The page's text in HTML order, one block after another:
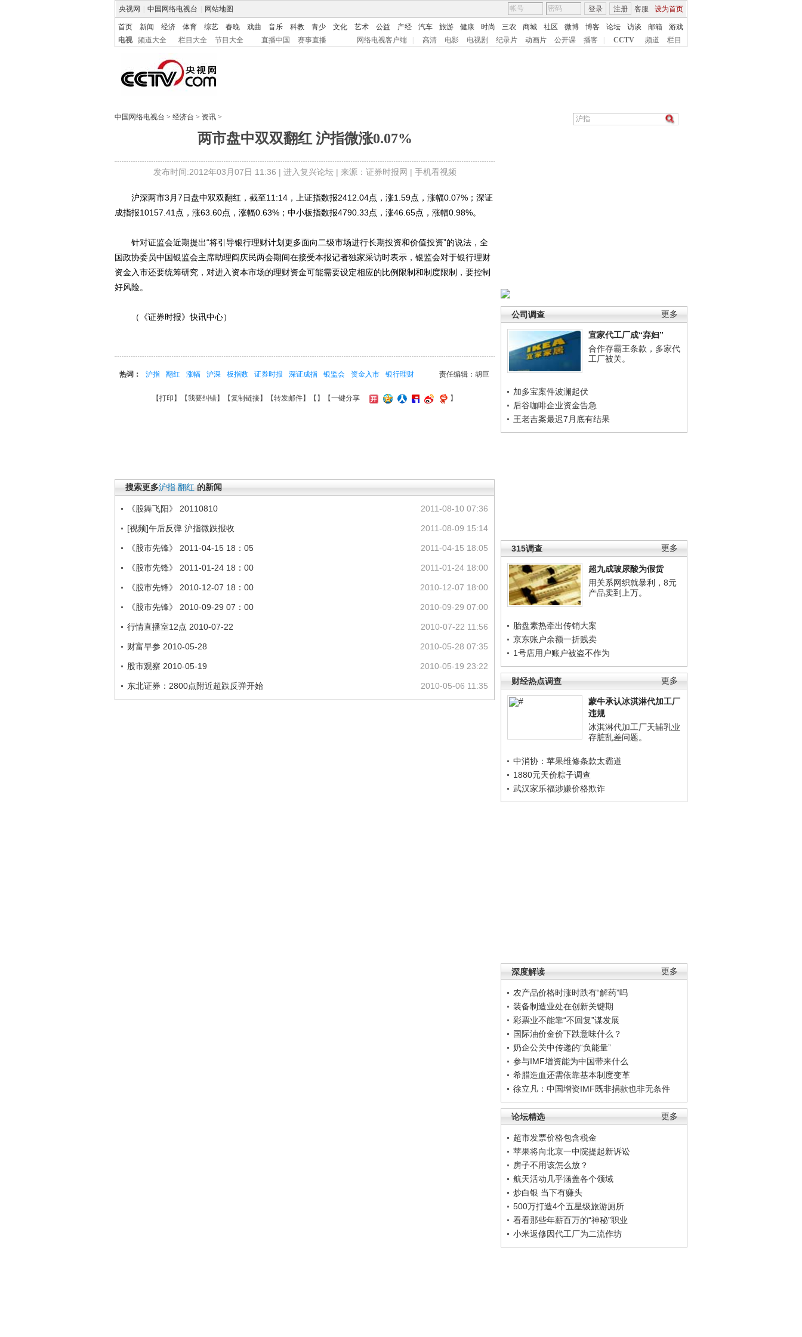
央视网 中国网络电视台 网站地图 客服 设为首页
登录 注册
首页 新闻 经济 体育 综艺 春晚 戏曲 音乐 科教 青少 文化 艺术 公益 产经 汽车 旅游 健康 时尚 三农 商城 社区 微博 博客 论坛 访谈 邮箱
游戏
电视
频道大全 栏目大全 节目大全 直播中国 赛事直播 网络电视客户端 高清 电影 电视剧 纪录片 动画片 公开课 播客 CCTV 频道 栏目
中国网络电视台 > 经济台 > 资讯 >
两市盘中双双翻红 沪指微涨0.07%
发布时间:2012年03月07日 11:36 | 进入复兴论坛| 来源：证券时报网 | 手机看视频
更多
公司调查
宜家代工厂成“弃妇”
合作存霸王条款，多家代
工厂被关。
加多宝案件波澜起伏
后谷咖啡企业资金告急
王老吉案最迟7月底有结果
更多
315调查
超九成玻尿酸为假货
用关系网织就暴利，8元
产品卖到上万。
胎盘素热牵出传销大案
京东账户余额一折贱卖
1号店用户账户被盗不作为
更多
财经热点调查
蒙牛承认冰淇淋代加工厂
违规
冰淇淋代加工厂天辅乳业
存脏乱差问题。
中消协：苹果维修条款太霸道
1880元天价粽子调查
武汉家乐福涉嫌价格欺诈
更多
深度解读
农产品价格时涨时跌有“解药”吗
装备制造业处在创新关键期
彩票业不能靠“不回复”谋发展
国际油价金价下跌意味什么？
奶企公关中传递的“负能量”
参与IMF增资能为中国带来什么
希腊造血还需依靠基本制度变革
徐立凡：中国增资IMF既非捐款也非无条件
更多
论坛精选
超市发票价格包含税金
苹果将向北京一中院提起新诉讼
房子不用该怎么放？
航天活动几乎涵盖各个领域
炒白银 当下有赚头
500万打造4个五星级旅游厕所
看看那些年薪百万的“神秘”职业
小米返修因代工厂为二流作坊
沪深两市3月7日盘中双双翻红，截至11:14，上证指数报2412.04点，涨1.59点，涨幅0.07%；深证
成指报10157.41点，涨63.60点，涨幅0.63%；中小板指数报4790.33点，涨46.65点，涨幅0.98%。
针对证监会近期提出“将引导银行理财计划更多面向二级市场进行长期投资和价值投资”的说法，全
国政协委员中国银监会主席助理阎庆民两会期间在接受本报记者独家采访时表示，银监会对于银行理财
资金入市还要统筹研究，对进入资本市场的理财资金可能需要设定相应的比例限制和制度限制，要控制
好风险。
（《证券时报》快讯中心）
责任编辑：胡巨
热词： 沪指 翻红 涨幅 沪深 板指数 证券时报 深证成指 银监会 资金入市 银行理财
【打印 】【我要纠错】【复制链接】【转发邮件】【 】 【一键分享 】
搜索更多沪指 翻红 的新闻
2011-08-10 07:36
《股舞飞阳》 20110810
2011-08-09 15:14
[视频]午后反弹 沪指微跌报收
2011-04-15 18:05
《股市先锋》 2011-04-15 18：05
2011-01-24 18:00
《股市先锋》 2011-01-24 18：00
2010-12-07 18:00
《股市先锋》 2010-12-07 18：00
2010-09-29 07:00
《股市先锋》 2010-09-29 07：00
2010-07-22 11:56
行情直播室12点 2010-07-22
2010-05-28 07:35
财富早参 2010-05-28
2010-05-19 23:22
股市观察 2010-05-19
2010-05-06 11:35
东北证券：2800点附近超跌反弹开始